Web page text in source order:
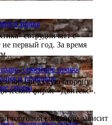
права
семейное право,
и правовое
споры
сотрудничает с
первый год. За время
юридическую сторону
фирме «Двитекс».
торговой компании зависит